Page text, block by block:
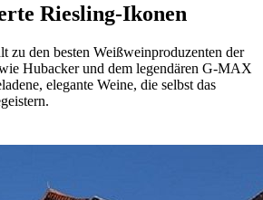
Riesling-Ikonen
zu den besten Weißweinproduzenten der
Hubacker und dem legendären G-MAX
elegante Weine, die selbst das